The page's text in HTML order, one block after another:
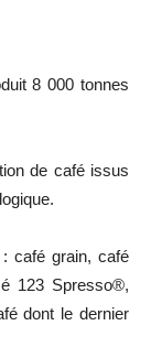
8 000 tonnes
de café issus
café grain, café
123 Spresso®,
dont le dernier